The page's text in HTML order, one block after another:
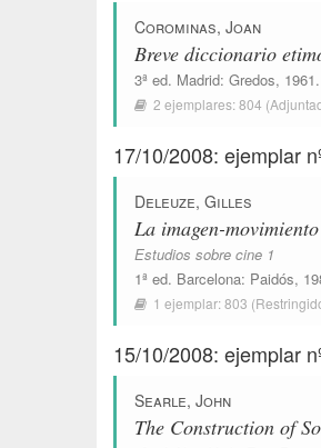
Corominas, Joan
Breve diccionario
3ª ed. Madrid: Gredos, 1961.
2 ejemplares:804
17/10/2008: ejemplar
Deleuze, Gilles
La imagen-movimiento
Estudios sobre cine 1
1ª ed. Barcelona: Paidós,
1 ejemplar:803
15/10/2008: ejemplar
Searle, John
The Construction of